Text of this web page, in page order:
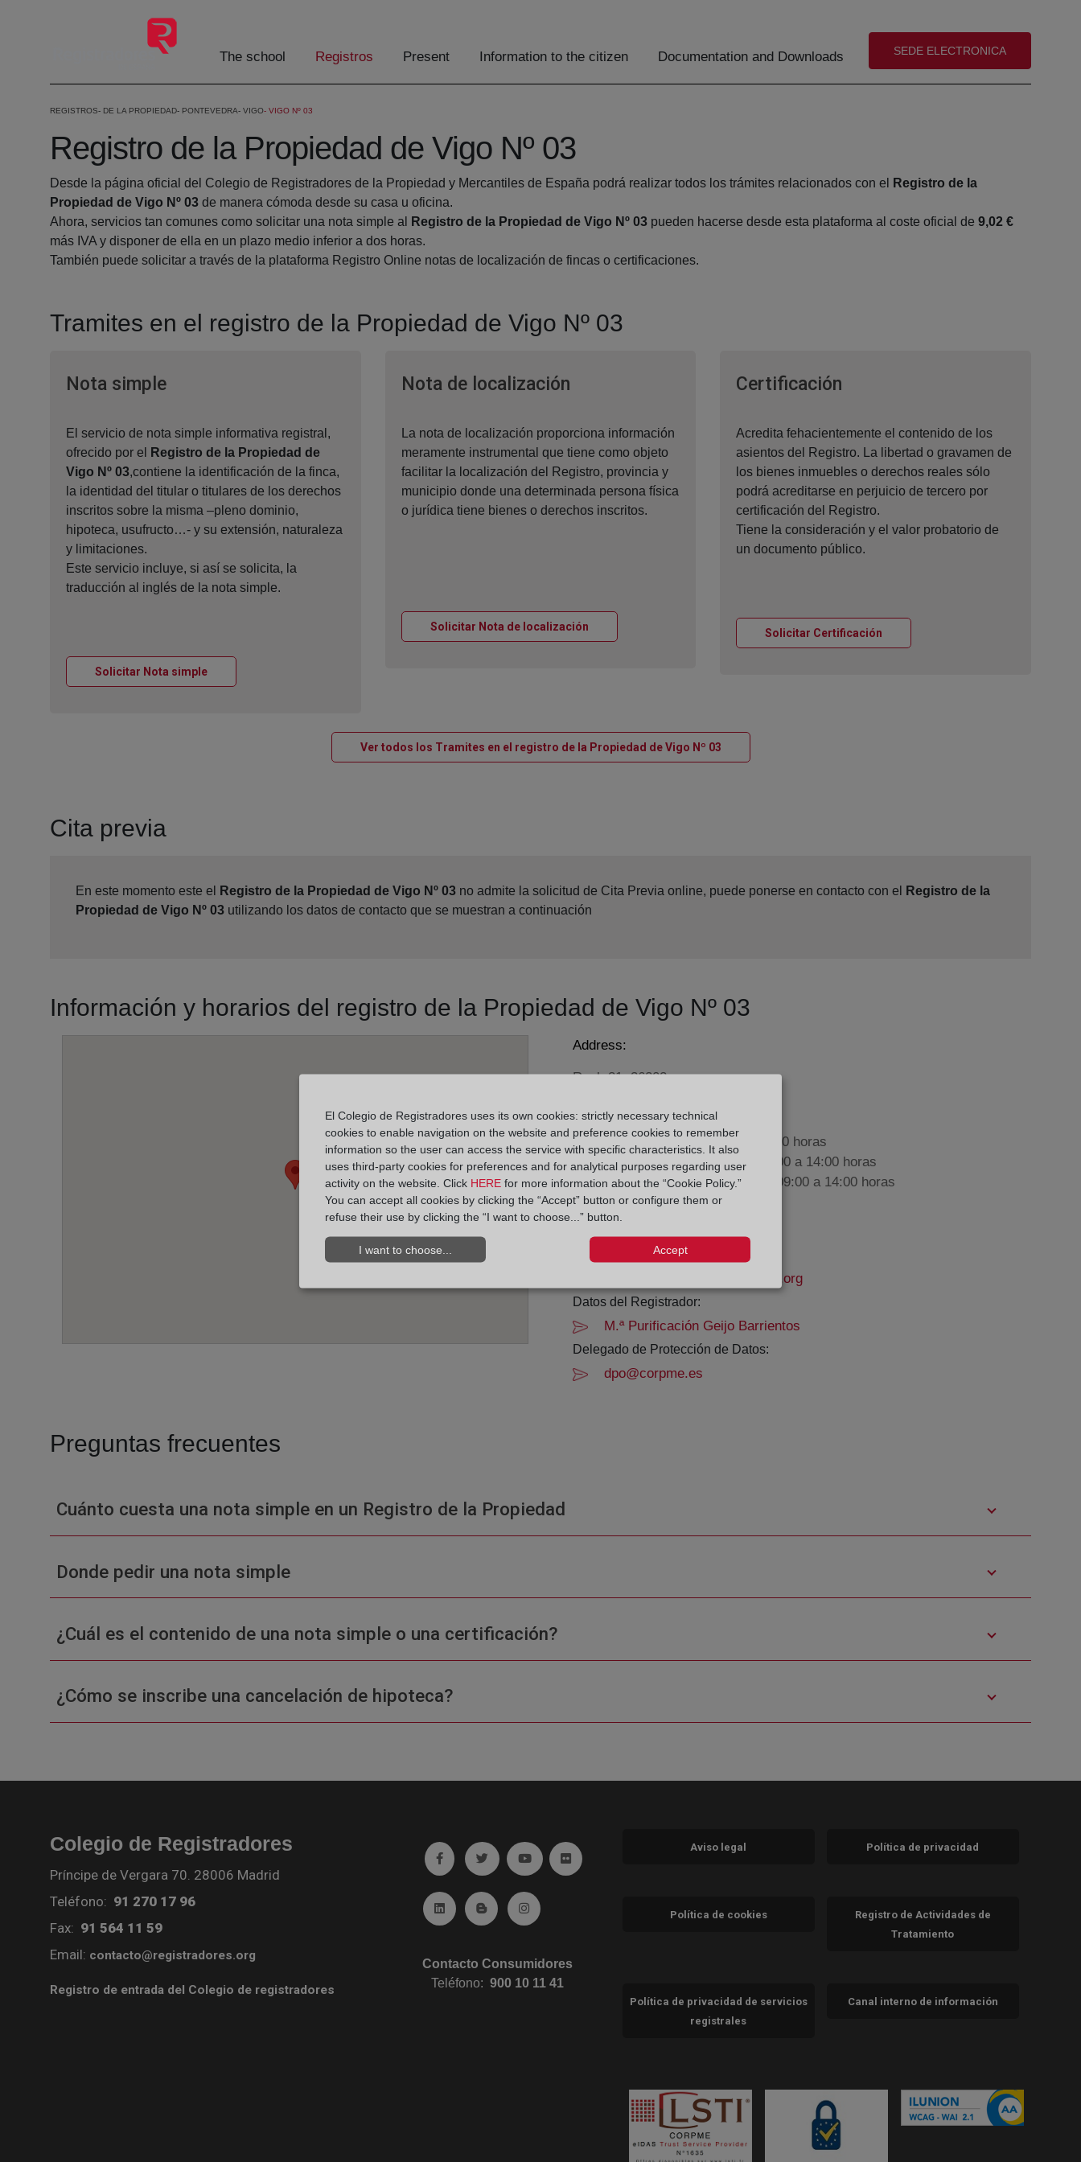
The school Registros Present Information to the citizen Documentation and Downloads (abre en nueva ventana)
SEDE ELECTRONICA
REGISTROS DE LA PROPIEDAD PONTEVEDRA VIGO VIGO Nº 03
Registro de la Propiedad de Vigo Nº 03
Desde la página oficial del Colegio de Registradores de la Propiedad y Mercantiles de España podrá realizar todos los trámites relacionados con el
Registro de la
Propiedad de Vigo Nº 03 de manera cómoda desde su casa u oficina.
Ahora, servicios tan comunes como solicitar una nota simple al
Registro de la Propiedad de Vigo Nº 03 pueden hacerse desde esta plataforma al coste oficial de 9,02 €
más IVA y disponer de ella en un plazo medio inferior a dos horas.
También puede solicitar a través de la plataforma Registro Online notas de localización de fincas o certificaciones.
Tramites en el registro de la Propiedad de Vigo Nº 03
Nota simpleVentana nueva
El servicio de nota simple informativa registral,
ofrecido por el
Registro de la Propiedad de
Vigo Nº 03,contiene la identificación de la finca,
la identidad del titular o titulares de los derechos
inscritos sobre la misma –pleno dominio,
hipoteca, usufructo…- y su extensión, naturaleza
y limitaciones.
Este servicio incluye, si así se solicita, la
traducción al inglés de la nota simple.
Solicitar Nota simpleVentana nueva
Nota de localizaciónVentana nueva
La nota de localización proporciona información
meramente instrumental que tiene como objeto
facilitar la localización del Registro, provincia y
municipio donde una determinada persona física
o jurídica tiene bienes o derechos inscritos.
Solicitar Nota de localizaciónVentana nueva
Certificación
Acredita fehacientemente el contenido de los
asientos del Registro. La libertad o gravamen de
los bienes inmuebles o derechos reales sólo
podrá acreditarse en perjuicio de tercero por
certificación del Registro.
Tiene la consideración y el valor probatorio de
un documento público.
Solicitar Certificación
Ver todos los Tramites en el registro de la Propiedad de Vigo Nº 03Ventana nueva
Cita previa
En este momento este el Registro de la Propiedad de Vigo Nº 03 no admite la solicitud de Cita Previa online, puede ponerse en contacto con el
Registro de la
Propiedad de Vigo Nº 03 utilizando los datos de contacto que se muestran a continuación
Información y horarios del registro de la Propiedad de Vigo Nº 03
Address:
Real, 31, 36202
Horario:
De lunes a viernes de 09:00 a 17:00 horas
Agosto: De lunes a viernes de 09:00 a 14:00 horas
Los días 24 y 31 de diciembre de 09:00 a 14:00 horas
(986) 43 19 11
vigo3@registrodelapropiedad.org
Datos del Registrador:
M.ª Purificación Geijo Barrientos
Delegado de Protección de Datos:
dpo@corpme.es
Preguntas frecuentes
Cuánto cuesta una nota simple en un Registro de la Propiedad
Donde pedir una nota simple
¿Cuál es el contenido de una nota simple o una certificación?
¿Cómo se inscribe una cancelación de hipoteca?
Colegio de Registradores
Príncipe de Vergara 70. 28006 Madrid
Teléfono: 91 270 17 96
Fax: 91 564 11 59
Email: contacto@registradores.org
Registro de entrada del Colegio de registradores
Ir a facebook (abre en ventana nueva)
Ir a twitter (abre en ventana nueva)
Ir a YouTube (abre en ventana nueva)
Ir a Flickr (abre en ventana nueva)
Ir a Linkedin (abre en ventana nueva)
Ir al Blog (abre en ventana nueva)
Ir a Instagram (abre en ventana nueva)
Contacto Consumidores
Teléfono:900 10 11 41
Aviso legal Política de privacidad
Política de cookies
Registro de Actividades de
Tratamiento
Política de privacidad de servicios
registrales
Canal interno de información
El Colegio de Registradores uses its own cookies: strictly necessary technical
cookies to enable navigation on the website and preference cookies to remember
information so the user can access the service with specific characteristics. It also
uses third-party cookies for preferences and for analytical purposes regarding user
activity on the website. Click HERE for more information about the “Cookie Policy.”
You can accept all cookies by clicking the “Accept” button or configure them or
refuse their use by clicking the “I want to choose...” button.
I want to choose... Accept